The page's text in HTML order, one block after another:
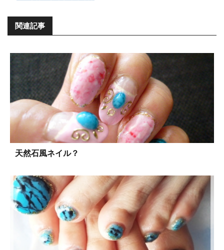
関連記事
天然石風ネイル？